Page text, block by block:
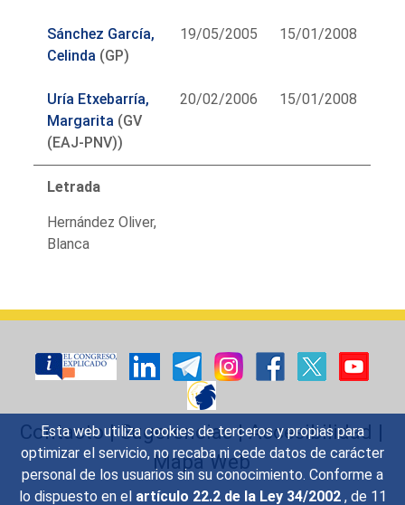
Esta web utiliza cookies de terceros y propias para
optimizar el servicio, no recaba ni cede datos de carácter
personal de los usuarios sin su conocimiento. Conforme a
lo dispuesto en el artículo 22.2 de la Ley 34/2002 , de 11
Sánchez García,
Celinda (GP)
19/05/2005 15/01/2008
Uría Etxebarría,
Margarita (GV
(EAJ-PNV))
20/02/2006 15/01/2008
Letrada
Hernández Oliver,
Blanca
Contacto|Sugerencias|Accesibilidad |
Mapa Web